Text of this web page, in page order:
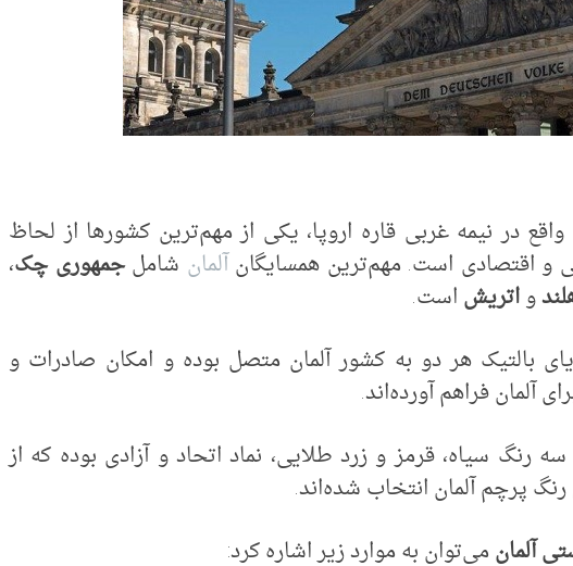
در نیمه غربی قاره اروپا، یکی از مهم‌ترین کشورها از لحاظ
و اقتصادی است. مهم‌ترین همسایگانآلمان شاملجمهوری چک،
واتریشاست.
بالتیک هر دو به کشور آلمان متصل بوده و امکان صادرات و
آلمان فراهم آورده‌اند.
رنگ سیاه، قرمز و زرد طلایی، نماد اتحاد و آزادی بوده که از
آلمانمی‌توان به موارد زیر اشاره کرد: